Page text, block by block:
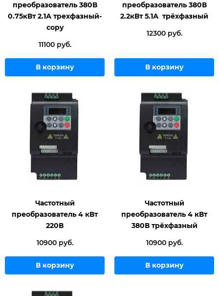
преобразователь 380В
0.75кВт 2.1А трехфазный-
copy
11100 руб.
В корзину
преобразователь 380В
2.2кВт 5.1А трёхфазный
12300 руб.
В корзину
Частотный
преобразователь 4 кВт
220В
10900 руб.
В корзину
Частотный
преобразователь 4 кВт
380В трёхфазный
10900 руб.
В корзину